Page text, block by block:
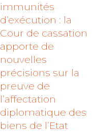
immunités
d’exécution : la
Cour de cassation
apporte de
nouvelles
précisions sur la
preuve de
l’affectation
diplomatique des
biens de l’Etat